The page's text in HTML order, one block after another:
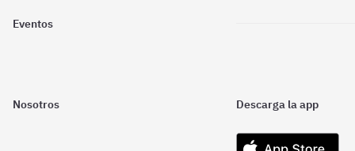
Eventos
Nosotros Descarga la app